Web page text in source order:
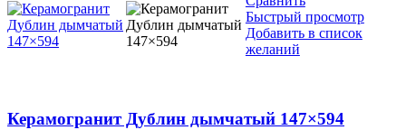
Быстрый просмотр
Добавить в список
желаний
Керамогранит Дублин дымчатый 147×594